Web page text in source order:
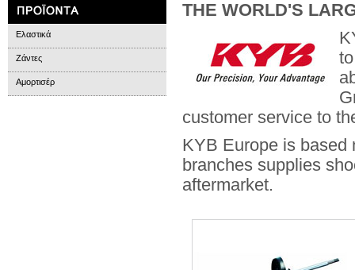
Ελαστικά
Ζάντες
Αμορτισέρ
THE WORLD'S
customer service to
KYB Europe is based
branches supplies
aftermarket.